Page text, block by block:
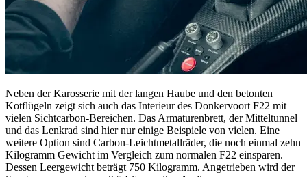
Neben der Karosserie mit der langen Haube und den betonten
Kotflügeln zeigt sich auch das Interieur des Donkervoort F22 mit
vielen Sichtcarbon-Bereichen. Das Armaturenbrett, der Mitteltunnel
und das Lenkrad sind hier nur einige Beispiele von vielen. Eine
weitere Option sind Carbon-Leichtmetallräder, die noch einmal zehn
Kilogramm Gewicht im Vergleich zum normalen F22 einsparen.
Dessen Leergewicht beträgt 750 Kilogramm. Angetrieben wird der